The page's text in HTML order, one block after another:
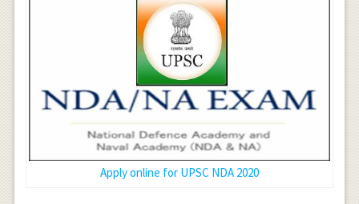
Apply online for UPSC NDA 2020